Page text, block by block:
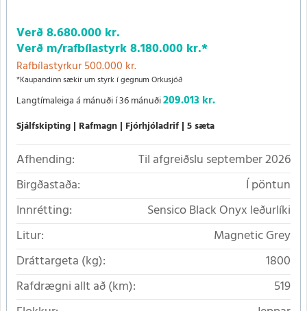
Verð8.680.000 kr.
Verð m/rafbílastyrk8.180.000 kr.*
Rafbílastyrkur 500.000 kr.
*Kaupandinn sækir um styrk í gegnum Orkusjóð
Langtímaleiga á mánuði í 36 mánuði209.013 kr.
Sjálfskipting Rafmagn Fjórhjóladrif 5 sæta
Afhending:
Til afgreiðslu september 2026
Birgðastaða:
Í pöntun
Innrétting:
Sensico Black Onyx leðurlíki
Litur:
Magnetic Grey
Dráttargeta (kg):
1800
Rafdrægni allt að (km):
519